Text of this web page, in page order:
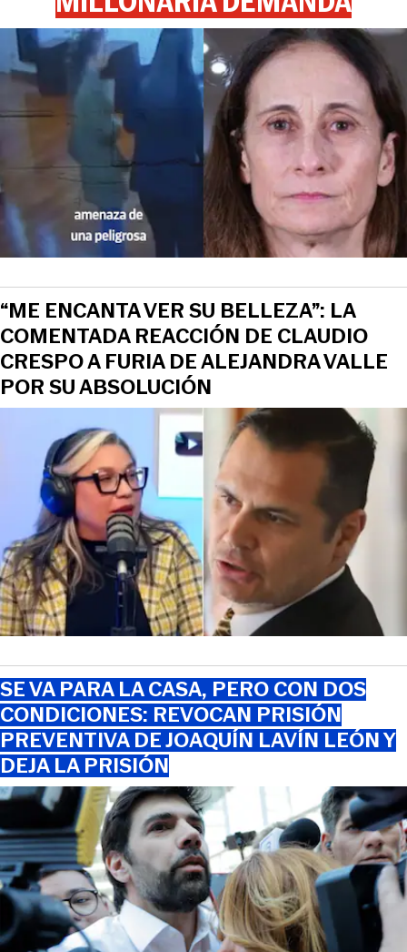
“ME ENCANTA VER SU BELLEZA”: LA
COMENTADA REACCIÓN DE CLAUDIO
CRESPO A FURIA DE ALEJANDRA VALLE
POR SU ABSOLUCIÓN
SE VA PARA LA CASA, PERO CON DOS
CONDICIONES: REVOCAN PRISIÓN
PREVENTIVA DE JOAQUÍN LAVÍN LEÓN Y
DEJA LA PRISIÓN